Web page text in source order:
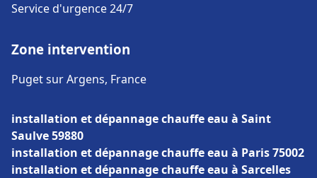
Service d'urgence 24/7
Zone intervention
Puget sur Argens, France
installation et dépannage chauffe eau à Saint
Saulve 59880
installation et dépannage chauffe eau à Paris 75002
installation et dépannage chauffe eau à Sarcelles